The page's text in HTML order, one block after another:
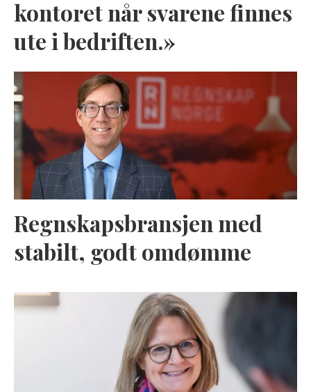
kontoret når svarene finnes
ute i bedriften.»
Regnskapsbransjen med
stabilt, godt omdømme